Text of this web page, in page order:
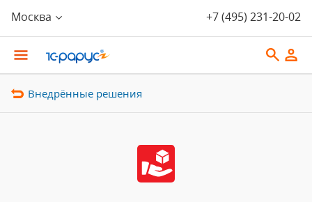
Москва +7 (495) 231-20-02
Внедрённые решения